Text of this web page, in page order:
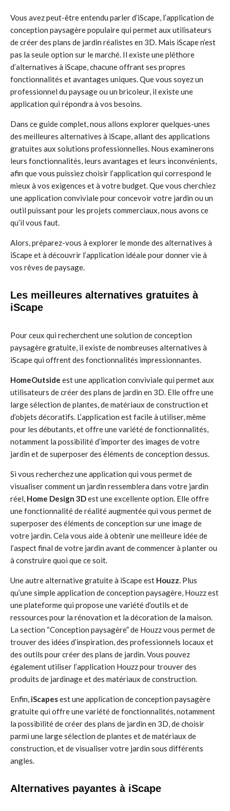
Vous avez peut-être entendu parler d’iScape, l’application de
conception paysagère populaire qui permet aux utilisateurs
de créer des plans de jardin réalistes en 3D. Mais iScape n’est
pas la seule option sur le marché. Il existe une pléthore
d’alternatives à iScape, chacune offrant ses propres
fonctionnalités et avantages uniques. Que vous soyez un
professionnel du paysage ou un bricoleur, il existe une
application qui répondra à vos besoins.
Dans ce guide complet, nous allons explorer quelques-unes
des meilleures alternatives à iScape, allant des applications
gratuites aux solutions professionnelles. Nous examinerons
leurs fonctionnalités, leurs avantages et leurs inconvénients,
afin que vous puissiez choisir l’application qui correspond le
mieux à vos exigences et à votre budget. Que vous cherchiez
une application conviviale pour concevoir votre jardin ou un
outil puissant pour les projets commerciaux, nous avons ce
qu’il vous faut.
Alors, préparez-vous à explorer le monde des alternatives à
iScape et à découvrir l’application idéale pour donner vie à
vos rêves de paysage.
Les meilleures alternatives gratuites à
iScape
Pour ceux qui recherchent une solution de conception
paysagère gratuite, il existe de nombreuses alternatives à
iScape qui offrent des fonctionnalités impressionnantes.
HomeOutside est une application conviviale qui permet aux
utilisateurs de créer des plans de jardin en 3D. Elle offre une
large sélection de plantes, de matériaux de construction et
d’objets décoratifs. L’application est facile à utiliser, même
pour les débutants, et offre une variété de fonctionnalités,
notamment la possibilité d’importer des images de votre
jardin et de superposer des éléments de conception dessus.
Si vous recherchez une application qui vous permet de
visualiser comment un jardin ressemblera dans votre jardin
réel, Home Design 3Dest une excellente option. Elle offre
une fonctionnalité de réalité augmentée qui vous permet de
superposer des éléments de conception sur une image de
votre jardin. Cela vous aide à obtenir une meilleure idée de
l’aspect final de votre jardin avant de commencer à planter ou
à construire quoi que ce soit.
Une autre alternative gratuite à iScape est Houzz. Plus
qu’une simple application de conception paysagère, Houzz est
une plateforme qui propose une variété d’outils et de
ressources pour la rénovation et la décoration de la maison.
La section “Conception paysagère” de Houzz vous permet de
trouver des idées d’inspiration, des professionnels locaux et
des outils pour créer des plans de jardin. Vous pouvez
également utiliser l’application Houzz pour trouver des
produits de jardinage et des matériaux de construction.
Enfin, iScapesest une application de conception paysagère
gratuite qui offre une variété de fonctionnalités, notamment
la possibilité de créer des plans de jardin en 3D, de choisir
parmi une large sélection de plantes et de matériaux de
construction, et de visualiser votre jardin sous différents
angles.
Alternatives payantes à iScape